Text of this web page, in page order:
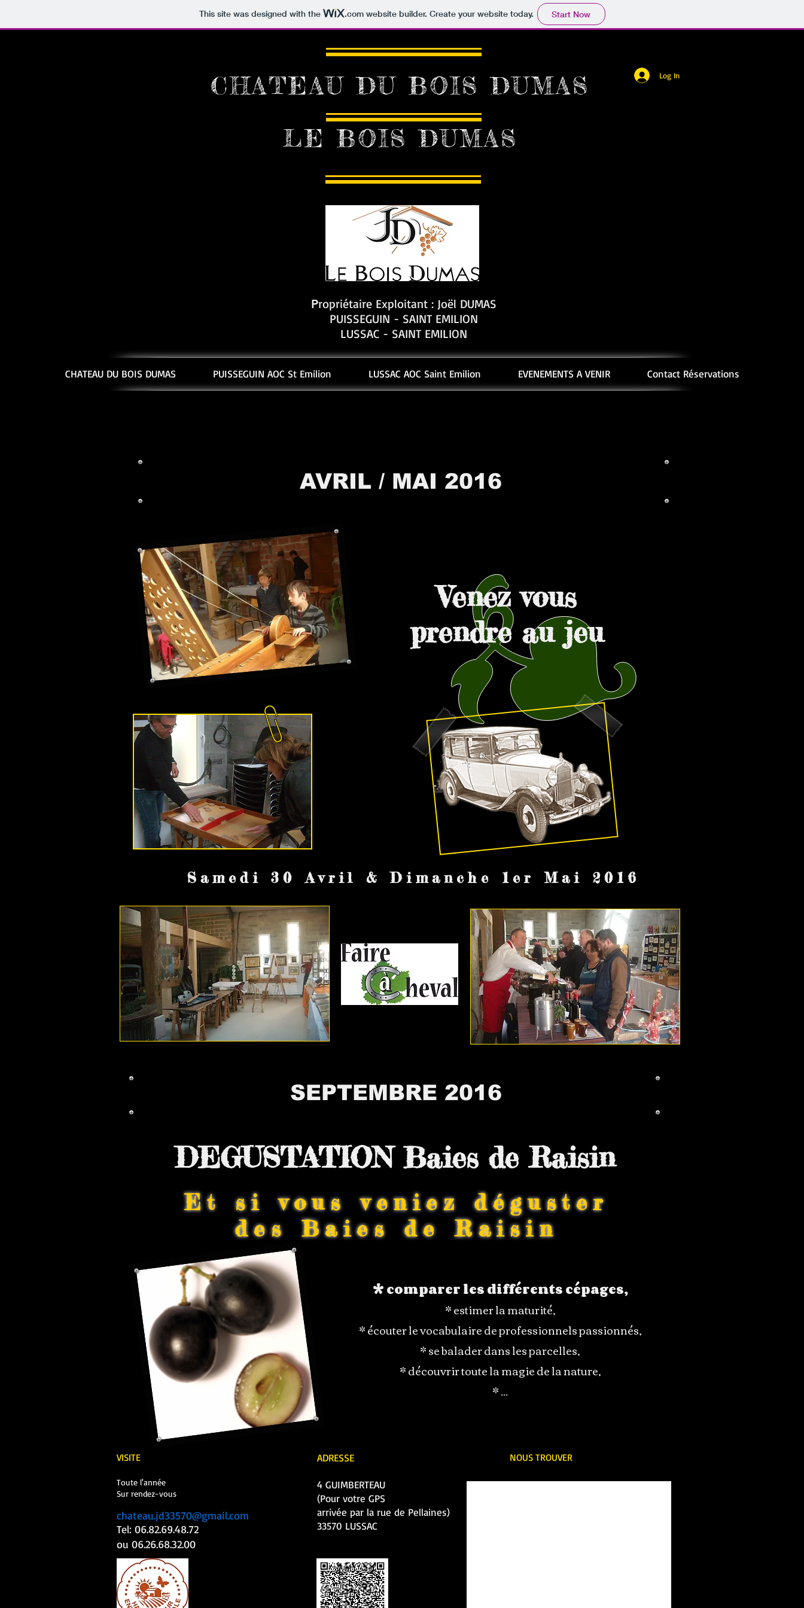
This site was designed with the .comwebsite builder. Create your website today. Start Now
CHATEAU DU BOIS DUMAS
LE BOIS DUMAS
Log In
Propriétaire Exploitant : Joël DUMAS
PUISSEGUIN - SAINT EMILION
LUSSAC - SAINT EMILION
CHATEAU DU BOIS DUMAS PUISSEGUIN AOC St Emilion LUSSAC AOC Saint Emilion EVENEMENTS A VENIR Contact Réservations
AVRIL / MAI 2016
Venez vous
prendre au jeu
Samedi 30 Avril & Dimanche 1er Mai 2016
SEPTEMBRE 2016
DEGUSTATION Baies de Raisin
Et si vous veniez déguster
des Baies de Raisin
* comparer les différents cépages,
* estimer la maturité,
* écouter le vocabulaire de professionnels passionnés,
* se balader dans les parcelles,
* découvrir toute la magie de la nature,
* ...
VISITE
Toute l'année
Sur rendez-vous
chateau.jd33570@gmail.com
Tel: 06.82.69.48.72
ou 06.26.68.32.00
ADRESSE
4 GUIMBERTEAU
(Pour votre GPS
arrivée par la rue de Pellaines)
33570 LUSSAC
NOUS TROUVER